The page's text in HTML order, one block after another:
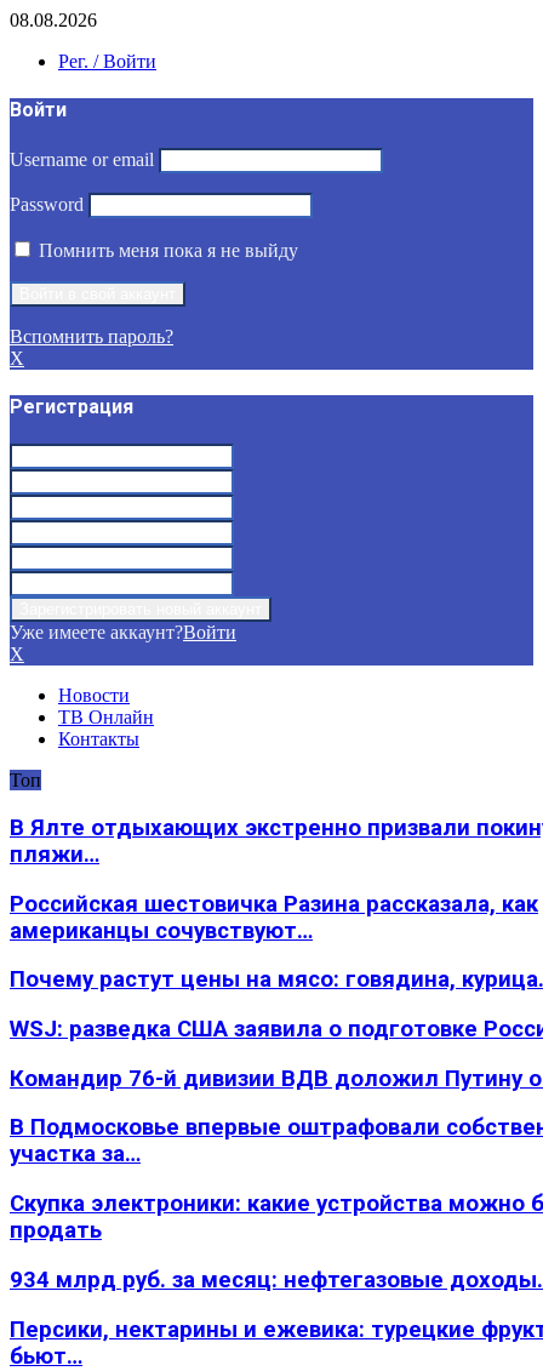
08.08.2026
Рег. / Войти
Войти
Username or email
Password
Помнить меня пока я не выйду
Вспомнить пароль?
X
Регистрация
Уже имеете аккаунт?Войти
X
Новости
ТВ Онлайн
Контакты
Топ
В Ялте отдыхающих экстренно призвали
пляжи…
Российская шестовичка Разина рассказала, как
американцы сочувствуют…
Почему растут цены на мясо: говядина,
WSJ: разведка США заявила о подготовке
Командир 76-й дивизии ВДВ доложил Путину
В Подмосковье впервые оштрафовали
участка за…
Скупка электроники: какие устройства можно
продать
934 млрд руб. за месяц: нефтегазовые
Персики, нектарины и ежевика: турецкие
бьют…